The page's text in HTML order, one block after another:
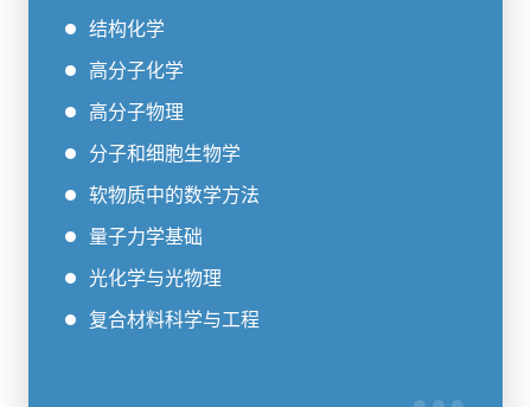
结构化学
高分子化学
高分子物理
分子和细胞生物学
软物质中的数学方法
量子力学基础
光化学与光物理
复合材料科学与工程